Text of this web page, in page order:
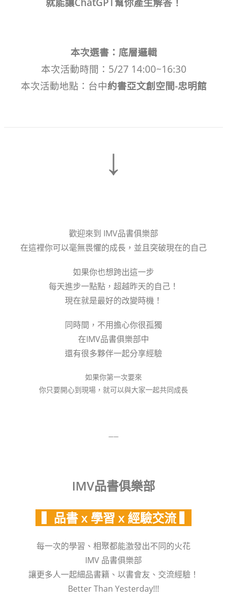
本次選書：底層邏輯
本次活動時間：5/27 14:00~16:30
本次活動地點：台中約書亞文創空間-忠明館
↓
歡迎來到 IMV品書俱樂部
在這裡你可以毫無畏懼的成長，並且突破現在的自己
如果你也想跨出這一步
每天進步一點點，超越昨天的自己！
現在就是最好的改變時機！
同時間，不用擔心你很孤獨
在IMV品書俱樂部中
還有很多夥伴一起分享經驗
如果你第一次要來
你只要開心到現場，就可以與大家一起共同成長
——
IMV品書俱樂部
▍品書 x 學習 x 經驗交流 ▍
每一次的學習、相聚都能激發出不同的火花
IMV 品書俱樂部
讓更多人一起細品書籍、以書會友、交流經驗！
Better Than Yesterday!!!